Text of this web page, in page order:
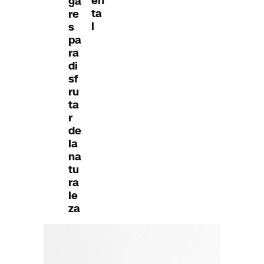
re
s
pa
ra
di
sf
ru
ta
r
de
la
na
tu
ra
le
za
ta
l